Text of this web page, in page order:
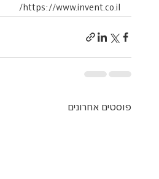
https://www.invent.co.il/
פוסטים אחרונים